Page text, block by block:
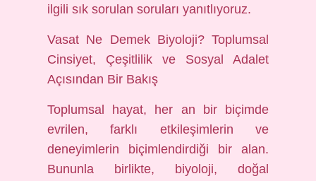
ilgili sık sorulan soruları yanıtlıyoruz.
Vasat Ne Demek Biyoloji? Toplumsal
Cinsiyet, Çeşitlilik ve Sosyal Adalet
Açısından Bir Bakış
Toplumsal hayat, her an bir biçimde
evrilen, farklı etkileşimlerin ve
deneyimlerin biçimlendirdiği bir alan.
Bununla birlikte, biyoloji, doğal